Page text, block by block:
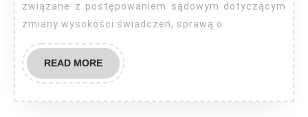
związane z postępowaniem sądowym dotyczącym
zmiany wysokości świadczeń, sprawą o
READ MOREREAD
MORE